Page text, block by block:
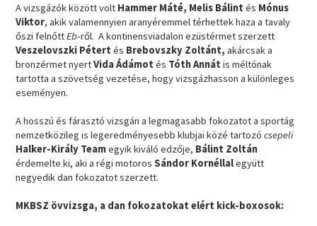
A vizsgázók között volt Hammer Máté, Melis Bálint és Mónus
Viktor, akik valamennyien aranyéremmel térhettek haza a tavaly
őszi felnőttEb-ről. A kontinensviadalon ezüstérmet szerzett
Veszelovszki Pétert és Brebovszky Zoltánt, akárcsak a
bronzérmet nyertVida Ádámot és Tóth Annát is méltónak
tartotta a szövetség vezetése, hogy vizsgázhasson a különleges
eseményen.
A hosszú és fárasztó vizsgán a legmagasabb fokozatot a sportág
nemzetközileg is legeredményesebb klubjai közé tartozócsepeli
Halker-Király Teamegyik kiváló edzője, Bálint Zoltán
érdemelte ki, aki a régi motorosSándor Kornéllalegyütt
negyedik dan fokozatot szerzett.
MKBSZ övvizsga, a dan fokozatokat elért kick-boxosok: